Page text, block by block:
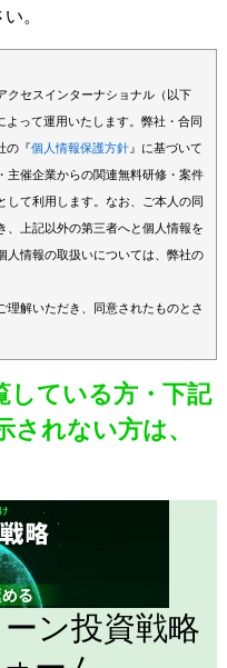
。
クセスインターナショナル（以下
よって運用いたします。弊社・合同
の『個人情報保護方針』に基づいて
主催企業からの関連無料研修・案件
して利用します。なお、ご本人の同
、上記以外の第三者へと個人情報を
人情報の取扱いについては、弊社の
解いただき、同意されたものとさ
ている方・下記
れない方は、